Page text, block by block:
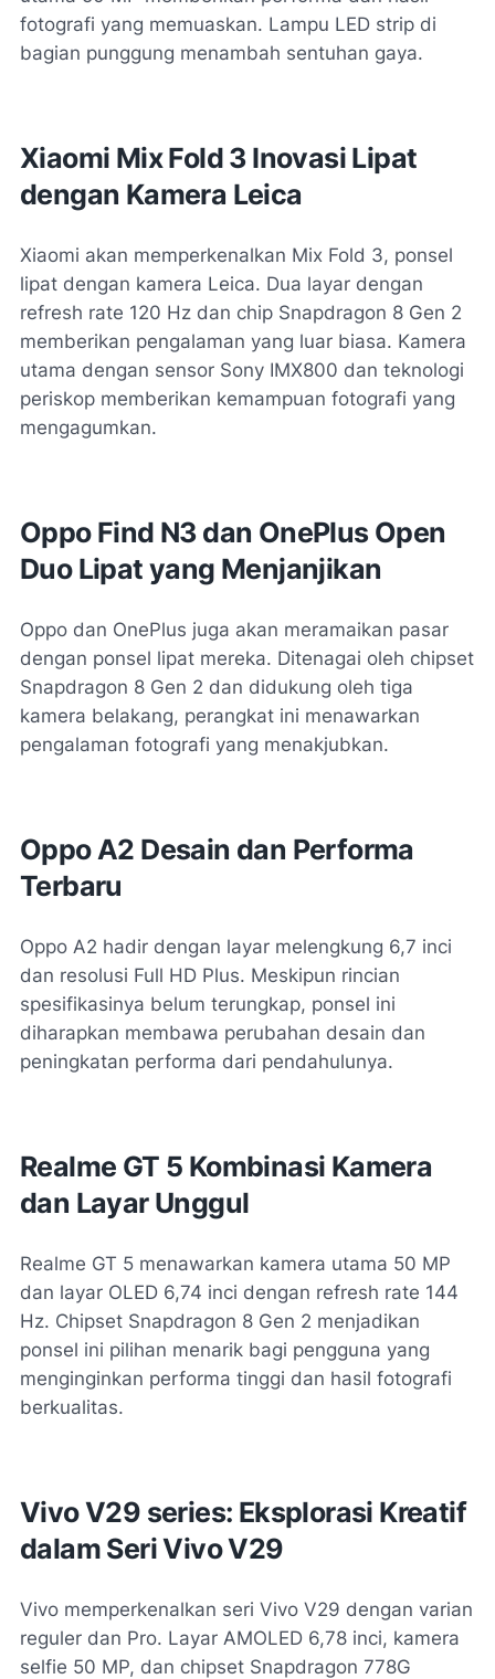
fotografi yang memuaskan. Lampu LED strip di
bagian punggung menambah sentuhan gaya.
Xiaomi Mix Fold 3 Inovasi Lipat
dengan Kamera Leica
Xiaomi akan memperkenalkan Mix Fold 3, ponsel
lipat dengan kamera Leica. Dua layar dengan
refresh rate 120 Hz dan chip Snapdragon 8 Gen 2
memberikan pengalaman yang luar biasa. Kamera
utama dengan sensor Sony IMX800 dan teknologi
periskop memberikan kemampuan fotografi yang
mengagumkan.
Oppo Find N3 dan OnePlus Open
Duo Lipat yang Menjanjikan
Oppo dan OnePlus juga akan meramaikan pasar
dengan ponsel lipat mereka. Ditenagai oleh chipset
Snapdragon 8 Gen 2 dan didukung oleh tiga
kamera belakang, perangkat ini menawarkan
pengalaman fotografi yang menakjubkan.
Oppo A2 Desain dan Performa
Terbaru
Oppo A2 hadir dengan layar melengkung 6,7 inci
dan resolusi Full HD Plus. Meskipun rincian
spesifikasinya belum terungkap, ponsel ini
diharapkan membawa perubahan desain dan
peningkatan performa dari pendahulunya.
Realme GT 5 Kombinasi Kamera
dan Layar Unggul
Realme GT 5 menawarkan kamera utama 50 MP
dan layar OLED 6,74 inci dengan refresh rate 144
Hz. Chipset Snapdragon 8 Gen 2 menjadikan
ponsel ini pilihan menarik bagi pengguna yang
menginginkan performa tinggi dan hasil fotografi
berkualitas.
Vivo V29 series: Eksplorasi Kreatif
dalam Seri Vivo V29
Vivo memperkenalkan seri Vivo V29 dengan varian
reguler dan Pro. Layar AMOLED 6,78 inci, kamera
selfie 50 MP, dan chipset Snapdragon 778G